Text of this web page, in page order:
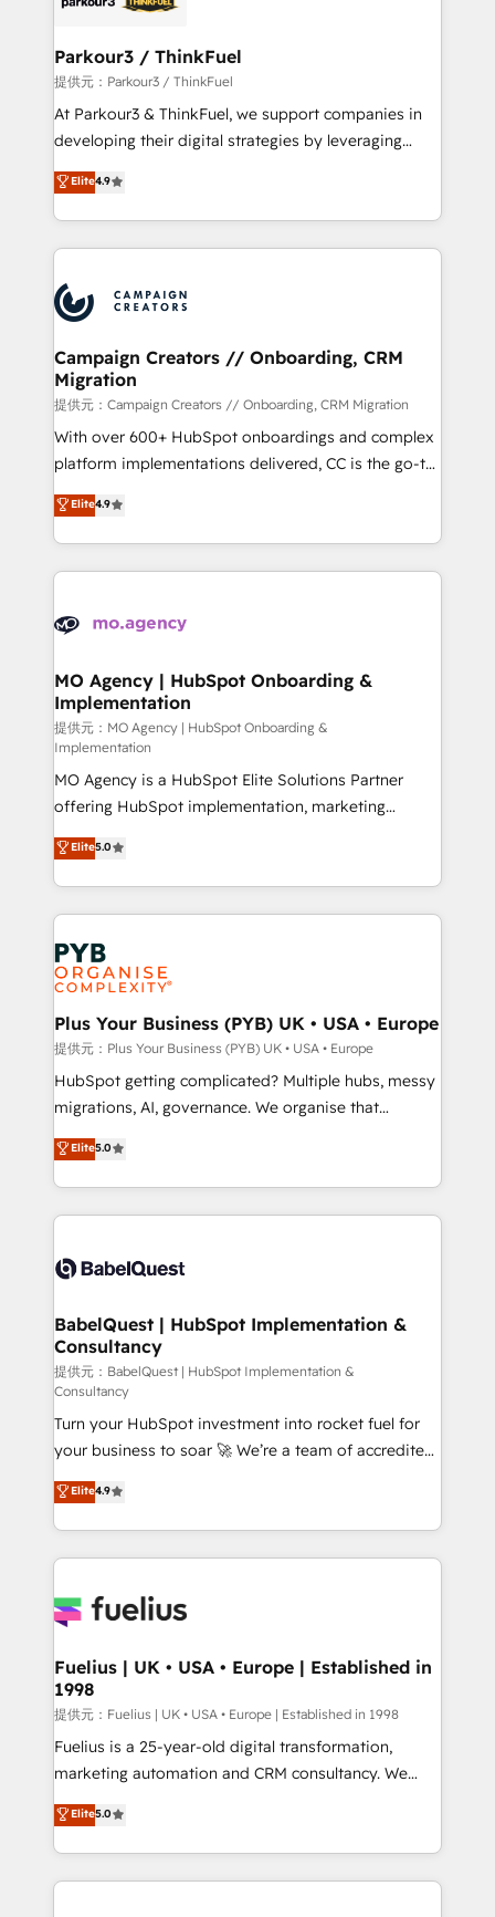
companies scale faster and smarter. 🔹 BOOMS:
Demand generation for all your buyers With BOOMS,
you invest in 100% of your buyers, accelerating your
growth and positioning yourself as an undisputed
transformation process A methodology designed to
implement HubSpot effectively and optimize your
record of business transformation, our growth-first
approach has helped brands dominate their
Parkour3 / ThinkFuel
提供元：Parkour3 / ThinkFuel
At Parkour3 & ThinkFuel, we support companies in
developing their digital strategies by leveraging
technologies and automating their marketing and
sales processes to generate growth. Our offer spans
from Strategy to Operations. We specialize in CRM
onboarding and implementation, web design, sales
extensive experience working with tech companies
and manufacturers since 2002, we are committed to
empowering our clients and developing their
autonomy. Get to grips with HubSpot through
guided implementation and seamless integration of
the CRM platform into your digital ecosystem. Would
you like support in deploying your inbound
to your needs and sales objectives. With 125+
certifications, we are part of the most certified
services are offered in both English & French.
Elite4.9
Campaign Creators // Onboarding, CRM
Migration
提供元：Campaign Creators // Onboarding, CRM Migration
With over 600+ HubSpot onboardings and complex
platform implementations delivered, CC is the go-to
Elite Solutions Partner for businesses ready to
migrate, replatform, and scale smarter. We specialize
in high-impact CRM and CMS migrations and
onboarding from platforms like Salesforce, NetSuite,
WordPress and legacy CRMs, turning fragmented
architectures that accelerate revenue operations and
performance. - Multi-object CRM migration, cleanup,
and implementation. - Pre-built and custom
integrations across your full tech stack. - Custom
object setup, CMS builds, and full-funnel automation.
- Dashboards, lifecycle campaigns, and lead
nurturing sequences. - Cross-hub setup across
Marketing, Sales, Operations, and Service Hubs. -
Ongoing optimization, managed support, and
scalable retainers. Let’s make HubSpot your most
powerful growth engine. Built to convert, scale, and
drive results.
Elite4.9
MO Agency | HubSpot Onboarding &
Implementation
提供元：MO Agency | HubSpot Onboarding &
Implementation
MO Agency is a HubSpot Elite Solutions Partner
offering HubSpot implementation, marketing
automation, CRM and RevOps consulting, B2B SEO,
paid media, content marketing, AEO and GEO (AI
search optimisation), and HubSpot Content Hub and
WordPress development. We work with enterprise
and growth-led companies across technology,
professional services, financial services and
industrial sectors. Offices in Johannesburg, Cape
Town, Dubai & London. 500+ HubSpot CRM
implementations delivered. AI visibility coverage
across ChatGPT, Claude, Perplexity, Gemini and
Google AI Overviews. HubSpot Impact Award -
Innovation HubSpot Impact Award - Platform
Migration Excellence HubSpot Impact Award -
accreditations with HubSpot.
Elite5.0
Plus Your Business (PYB) UK • USA • Europe
提供元：Plus Your Business (PYB) UK • USA • Europe
HubSpot getting complicated? Multiple hubs, messy
migrations, AI, governance. We organise that
complexity, so your team can put HubSpot to work...
Welcome to our Profile! We help with: • CRM
implementation, reports, workflows, and team
training • CRM migration from Salesforce, Pipedrive,
custom API integrations with ERP (and other
operations A little about us: • Boutique 'Elite' team of
12 • 150+ clients across Sales Hub, Marketing Hub,
Service Hub, Data Hub and CMS • ISO/IEC
27001:2022, ISO 9001:2015, and ISO 42001:2023
certified - the AI management standard • GuardHub:
our AI governance framework, built on ISO 42001
Ready for the next step? Click the 👈 '𝗖𝗼𝗻𝘁𝗮𝗰𝘁
𝗯𝘂𝘀𝗶𝗻𝗲𝘀𝘀' button to get in touch (𝘸𝘦'𝘳𝘦 𝘴𝘶𝘱𝘦𝘳
𝘳𝘦𝘴𝘱𝘰𝘯𝘴𝘪𝘷𝘦)
Elite5.0
BabelQuest | HubSpot Implementation &
Consultancy
提供元：BabelQuest | HubSpot Implementation &
Consultancy
Turn your HubSpot investment into rocket fuel for
your business to soar 🚀 We’re a team of accredited
HubSpot experts ready to help you. We can
implement the platform into complex business
environments, optimise what you've got and make
sure you can actually use it, build your website in
for you and execute it on HubSpot. We are on the
framework, meaning we've been accredited by
HubSpot and vetted by the CCS, which means we
can support public sector companies as well the
other ones listed in our profile. Our services: -
HubSpot implementation - HubSpot CMS website
is there for you to: - Grow revenue, and run your
business more efficiently - Build stronger
Elite4.9
Fuelius | UK • USA • Europe | Established in
1998
提供元：Fuelius | UK • USA • Europe | Established in 1998
Fuelius is a 25-year-old digital transformation,
marketing automation and CRM consultancy. We
enable mid-market and enterprise clients to
maximise their return from digital and fuel their
growth. We modernise platforms, streamline
operations that are causing inefficiencies, improve
Elite5.0